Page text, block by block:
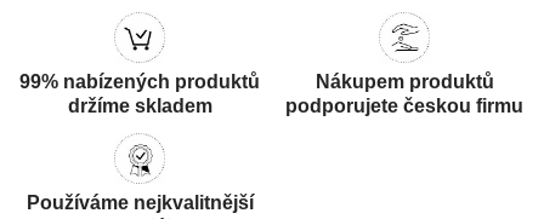
99% nabízených produktů
držíme skladem
Nákupem produktů
podporujete českou firmu
Používáme nejkvalitnější